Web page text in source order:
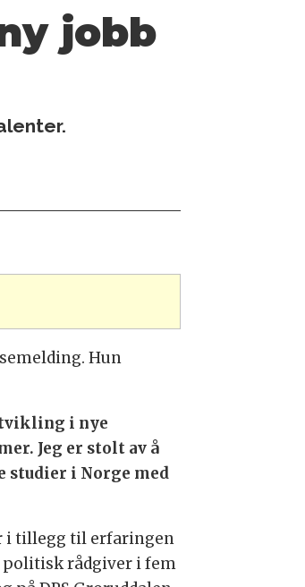
jobb
Hun
i nye
Jeg er stolt av å
studier i Norge med
i tillegg til erfaringen
politisk rådgiver i fem